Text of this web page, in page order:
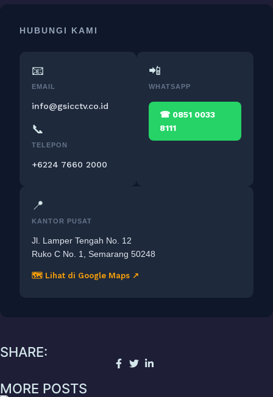
HUBUNGI KAMI
📧
EMAIL
info@gsicctv.co.id
📞
TELEPON
+6224 7660 2000
📲
WHATSAPP
☎ 0851 0033
8111
📍
KANTOR PUSAT
Jl. Lamper Tengah No. 12
Ruko C No. 1, Semarang 50248
🗺 Lihat di Google Maps ↗
SHARE:
MORE POSTS